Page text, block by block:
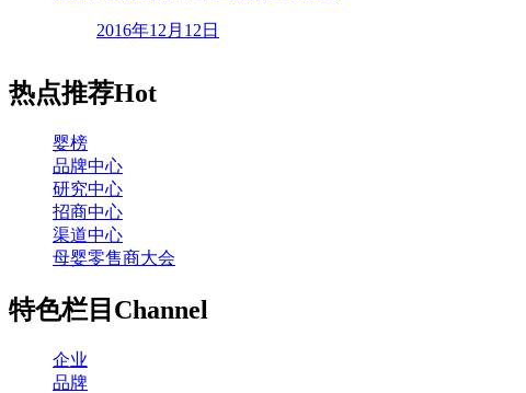
2016年12月12日
热点推荐Hot
婴榜
品牌中心
研究中心
招商中心
渠道中心
母婴零售商大会
特色栏目 Channel
企业
品牌